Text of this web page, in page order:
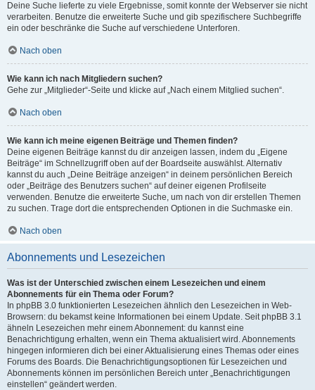
Deine Suche lieferte zu viele Ergebnisse, somit konnte der Webserver sie nicht
verarbeiten. Benutze die erweiterte Suche und gib spezifischere Suchbegriffe
ein oder beschränke die Suche auf verschiedene Unterforen.
Nach oben
Wie kann ich nach Mitgliedern suchen?
Gehe zur „Mitglieder“-Seite und klicke auf „Nach einem Mitglied suchen“.
Nach oben
Wie kann ich meine eigenen Beiträge und Themen finden?
Deine eigenen Beiträge kannst du dir anzeigen lassen, indem du „Eigene
Beiträge“ im Schnellzugriff oben auf der Boardseite auswählst. Alternativ
kannst du auch „Deine Beiträge anzeigen“ in deinem persönlichen Bereich
oder „Beiträge des Benutzers suchen“ auf deiner eigenen Profilseite
verwenden. Benutze die erweiterte Suche, um nach von dir erstellen Themen
zu suchen. Trage dort die entsprechenden Optionen in die Suchmaske ein.
Nach oben
Abonnements und Lesezeichen
Was ist der Unterschied zwischen einem Lesezeichen und einem
Abonnements für ein Thema oder Forum?
In phpBB 3.0 funktionierten Lesezeichen ähnlich den Lesezeichen in Web-
Browsern: du bekamst keine Informationen bei einem Update. Seit phpBB 3.1
ähneln Lesezeichen mehr einem Abonnement: du kannst eine
Benachrichtigung erhalten, wenn ein Thema aktualisiert wird. Abonnements
hingegen informieren dich bei einer Aktualisierung eines Themas oder eines
Forums des Boards. Die Benachrichtigungsoptionen für Lesezeichen und
Abonnements können im persönlichen Bereich unter „Benachrichtigungen
einstellen“ geändert werden.